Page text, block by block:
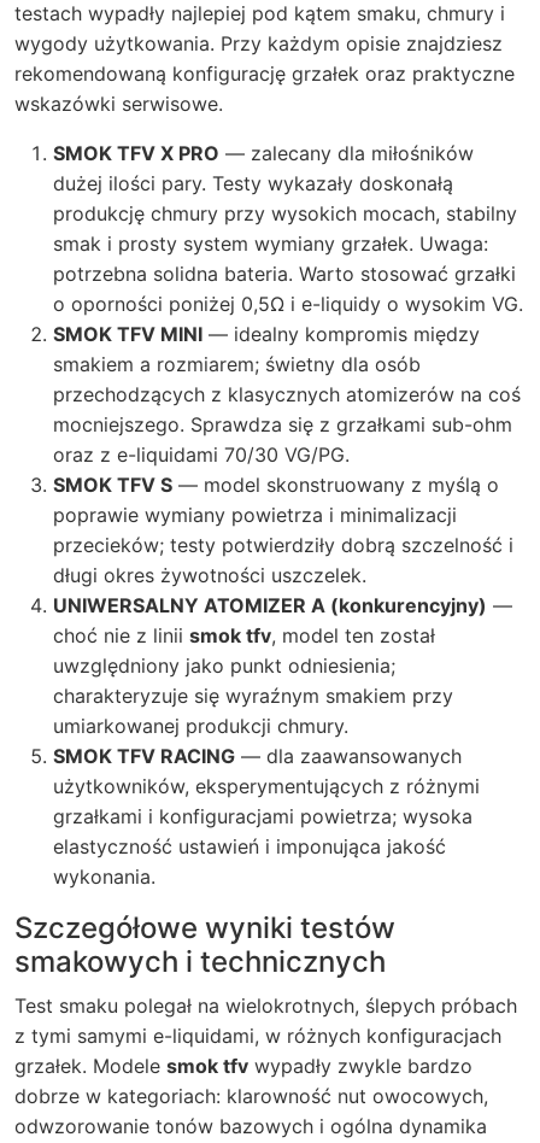
testach wypadły najlepiej pod kątem smaku, chmury i
wygody użytkowania. Przy każdym opisie znajdziesz
rekomendowaną konfigurację grzałek oraz praktyczne
wskazówki serwisowe.
SMOK TFV X PRO — zalecany dla miłośników
dużej ilości pary. Testy wykazały doskonałą
produkcję chmury przy wysokich mocach, stabilny
smak i prosty system wymiany grzałek. Uwaga:
potrzebna solidna bateria. Warto stosować grzałki
o oporności poniżej 0,5Ω i e-liquidy o wysokim VG.
SMOK TFV MINI — idealny kompromis między
smakiem a rozmiarem; świetny dla osób
przechodzących z klasycznych atomizerów na coś
mocniejszego. Sprawdza się z grzałkami sub-ohm
oraz z e-liquidami 70/30 VG/PG.
SMOK TFV S — model skonstruowany z myślą o
poprawie wymiany powietrza i minimalizacji
przecieków; testy potwierdziły dobrą szczelność i
długi okres żywotności uszczelek.
UNIWERSALNY ATOMIZER A (konkurencyjny) —
choć nie z linii smok tfv, model ten został
uwzględniony jako punkt odniesienia;
charakteryzuje się wyraźnym smakiem przy
umiarkowanej produkcji chmury.
SMOK TFV RACING — dla zaawansowanych
użytkowników, eksperymentujących z różnymi
grzałkami i konfiguracjami powietrza; wysoka
elastyczność ustawień i imponująca jakość
wykonania.
Szczegółowe wyniki testów
smakowych i technicznych
Test smaku polegał na wielokrotnych, ślepych próbach
z tymi samymi e-liquidami, w różnych konfiguracjach
grzałek. Modele smok tfv wypadły zwykle bardzo
dobrze w kategoriach: klarowność nut owocowych,
odwzorowanie tonów bazowych i ogólna dynamika